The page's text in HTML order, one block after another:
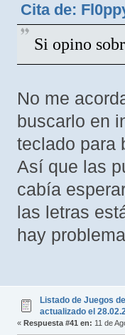
Cita de:
Si opino
No me
buscarlo en
teclado
Así que las
cabía
las letras
hay
Listado de Juegos
actualizado el
« Respuesta #41 en: 11 de